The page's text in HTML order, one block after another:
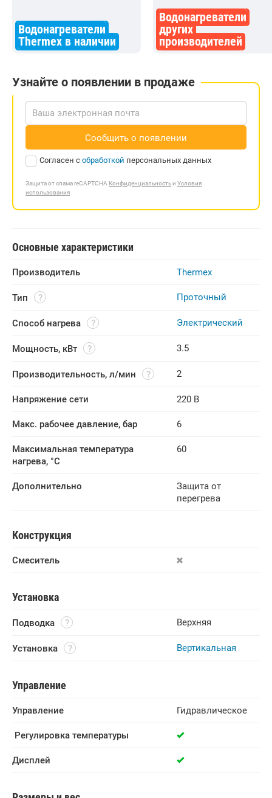
Водонагреватели
Thermex в наличии
Водонагреватели
других
производителей
Узнайте о появлении в продаже
Сообщить о появлении
Согласен с обработкой персональных данных
Защита от спама reCAPTCHA Конфиденциальностьи Условия
использования
Основные характеристики
Производитель Thermex
Тип Проточный
Способ нагрева Электрический
Мощность, кВт 3.5
Производительность, л/мин 2
Напряжение сети 220 В
Макс. рабочее давление, бар 6
Максимальная температура
нагрева, °C
60
Дополнительно
Защита от
перегрева
Конструкция
Смеситель
Установка
Подводка Верхняя
Установка Вертикальная
Управление
Управление Гидравлическое
Регулировка температуры
Дисплей